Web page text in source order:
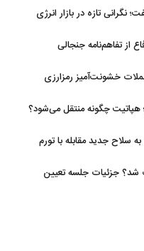
نگرانی تازه در بازار انرژی
از تفاهم‌نامه جنجالی
خشونت‌آمیز رمزارزی
چگونه منتقل می‌شود؟
سلاح جدید مقابله با تورم
شد؟ جزئیات جلسه تعیین